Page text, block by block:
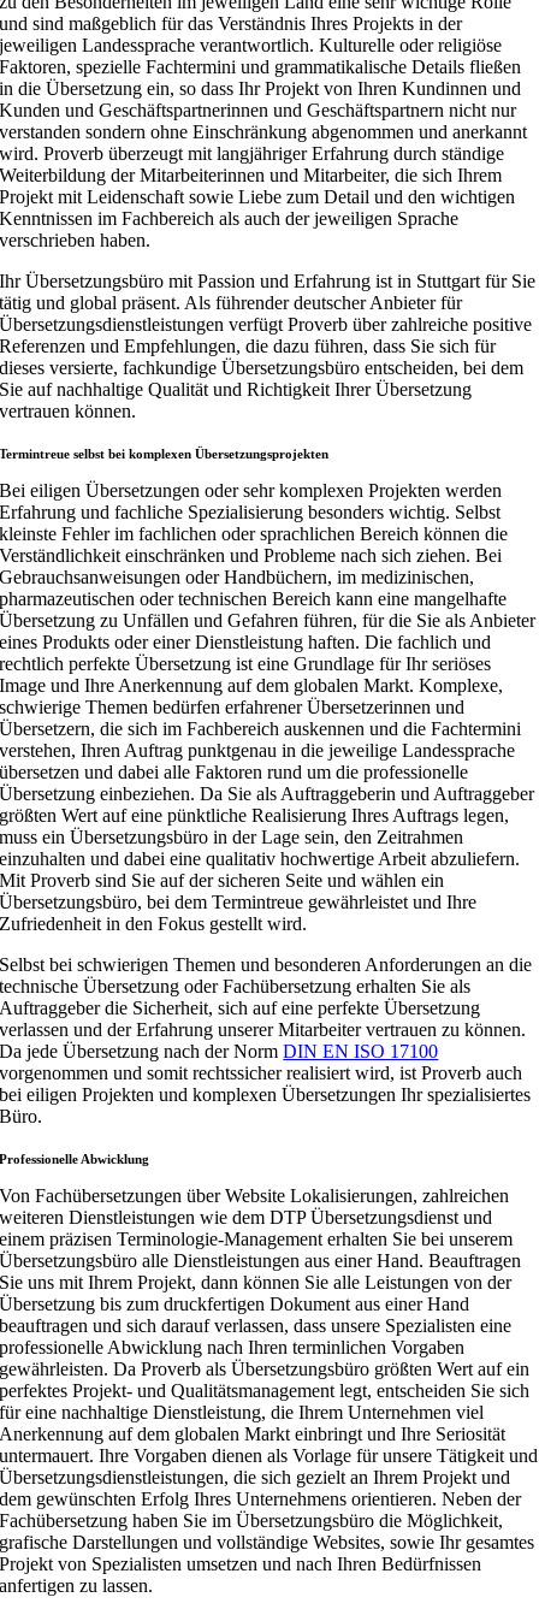
und sind maßgeblich für das Verständnis Ihres Projekts in der
jeweiligen Landessprache verantwortlich. Kulturelle oder religiöse
Faktoren, spezielle Fachtermini und grammatikalische Details fließen
in die Übersetzung ein, so dass Ihr Projekt von Ihren Kundinnen und
Kunden und Geschäftspartnerinnen und Geschäftspartnern nicht nur
verstanden sondern ohne Einschränkung abgenommen und anerkannt
wird. Proverb überzeugt mit langjähriger Erfahrung durch ständige
Weiterbildung der Mitarbeiterinnen und Mitarbeiter, die sich Ihrem
Projekt mit Leidenschaft sowie Liebe zum Detail und den wichtigen
Kenntnissen im Fachbereich als auch der jeweiligen Sprache
verschrieben haben.
Ihr Übersetzungsbüro mit Passion und Erfahrung ist in Stuttgart für Sie
tätig und global präsent. Als führender deutscher Anbieter für
Übersetzungsdienstleistungen verfügt Proverb über zahlreiche positive
Referenzen und Empfehlungen, die dazu führen, dass Sie sich für
dieses versierte, fachkundige Übersetzungsbüro entscheiden, bei dem
Sie auf nachhaltige Qualität und Richtigkeit Ihrer Übersetzung
vertrauen können.
Termintreue selbst bei komplexen Übersetzungsprojekten
Bei eiligen Übersetzungen oder sehr komplexen Projekten werden
Erfahrung und fachliche Spezialisierung besonders wichtig. Selbst
kleinste Fehler im fachlichen oder sprachlichen Bereich können die
Verständlichkeit einschränken und Probleme nach sich ziehen. Bei
Gebrauchsanweisungen oder Handbüchern, im medizinischen,
pharmazeutischen oder technischen Bereich kann eine mangelhafte
Übersetzung zu Unfällen und Gefahren führen, für die Sie als Anbieter
eines Produkts oder einer Dienstleistung haften. Die fachlich und
rechtlich perfekte Übersetzung ist eine Grundlage für Ihr seriöses
Image und Ihre Anerkennung auf dem globalen Markt. Komplexe,
schwierige Themen bedürfen erfahrener Übersetzerinnen und
Übersetzern, die sich im Fachbereich auskennen und die Fachtermini
verstehen, Ihren Auftrag punktgenau in die jeweilige Landessprache
übersetzen und dabei alle Faktoren rund um die professionelle
Übersetzung einbeziehen. Da Sie als Auftraggeberin und Auftraggeber
größten Wert auf eine pünktliche Realisierung Ihres Auftrags legen,
muss ein Übersetzungsbüro in der Lage sein, den Zeitrahmen
einzuhalten und dabei eine qualitativ hochwertige Arbeit abzuliefern.
Mit Proverb sind Sie auf der sicheren Seite und wählen ein
Übersetzungsbüro, bei dem Termintreue gewährleistet und Ihre
Zufriedenheit in den Fokus gestellt wird.
Selbst bei schwierigen Themen und besonderen Anforderungen an die
technische Übersetzung oder Fachübersetzung erhalten Sie als
Auftraggeber die Sicherheit, sich auf eine perfekte Übersetzung
verlassen und der Erfahrung unserer Mitarbeiter vertrauen zu können.
Da jede Übersetzung nach der NormDIN EN ISO 17100
vorgenommen und somit rechtssicher realisiert wird, ist Proverb auch
bei eiligen Projekten und komplexen Übersetzungen Ihr spezialisiertes
Büro.
Professionelle Abwicklung
Von Fachübersetzungen über Website Lokalisierungen, zahlreichen
weiteren Dienstleistungen wie dem DTP Übersetzungsdienst und
einem präzisen Terminologie-Management erhalten Sie bei unserem
Übersetzungsbüro alle Dienstleistungen aus einer Hand. Beauftragen
Sie uns mit Ihrem Projekt, dann können Sie alle Leistungen von der
Übersetzung bis zum druckfertigen Dokument aus einer Hand
beauftragen und sich darauf verlassen, dass unsere Spezialisten eine
professionelle Abwicklung nach Ihren terminlichen Vorgaben
gewährleisten. Da Proverb als Übersetzungsbüro größten Wert auf ein
perfektes Projekt- und Qualitätsmanagement legt, entscheiden Sie sich
für eine nachhaltige Dienstleistung, die Ihrem Unternehmen viel
Anerkennung auf dem globalen Markt einbringt und Ihre Seriosität
untermauert. Ihre Vorgaben dienen als Vorlage für unsere Tätigkeit und
Übersetzungsdienstleistungen, die sich gezielt an Ihrem Projekt und
dem gewünschten Erfolg Ihres Unternehmens orientieren. Neben der
Fachübersetzung haben Sie im Übersetzungsbüro die Möglichkeit,
grafische Darstellungen und vollständige Websites, sowie Ihr gesamtes
Projekt von Spezialisten umsetzen und nach Ihren Bedürfnissen
anfertigen zu lassen.